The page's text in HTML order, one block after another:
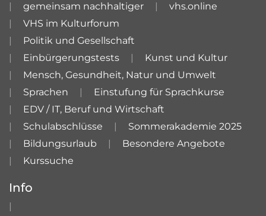
gemeinsam nachhaltiger
vhs.online
VHS im Kulturforum
Politik und Gesellschaft
Einbürgerungstests
Kunst und Kultur
Mensch, Gesundheit, Natur und Umwelt
Sprachen
Einstufung für Sprachkurse
EDV / IT, Beruf und Wirtschaft
Schulabschlüsse
Sommerakademie 2025
Bildungsurlaub
Besondere Angebote
Kurssuche
Info